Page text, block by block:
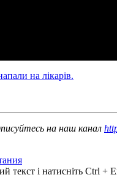
на лікарів.
на наш канал
текст і натисніть Ctrl